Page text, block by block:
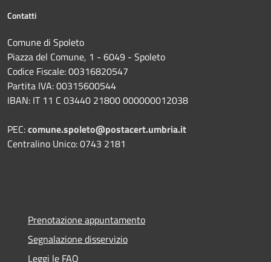
Contatti
Comune di Spoleto
Piazza del Comune, 1 - 6049 - Spoleto
Codice Fiscale: 00316820547
Partita IVA: 00315600544
IBAN: IT 11 C 03440 21800 000000012038
PEC:comune.spoleto@postacert.umbria.it
Centralino Unico: 0743 2181
Prenotazione appuntamento
Segnalazione disservizio
Leggi le FAQ